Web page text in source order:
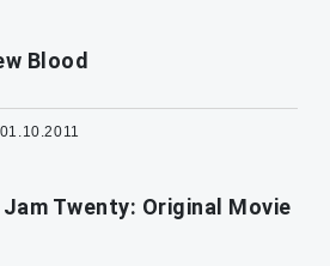
Blood
Twenty: Original Movie